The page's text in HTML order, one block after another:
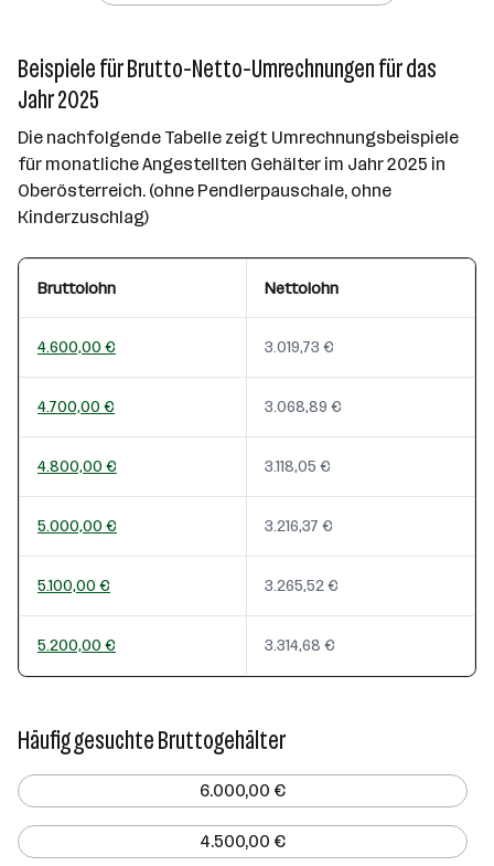
Beispiele für Brutto-Netto-Umrechnungen für das
Jahr 2025
Die nachfolgende Tabelle zeigt Umrechnungsbeispiele
für monatliche Angestellten Gehälter im Jahr 2025 in
Oberösterreich. (ohne Pendlerpauschale, ohne
Kinderzuschlag)
Bruttolohn Nettolohn
4.600,00 € 3.019,73 €
4.700,00 € 3.068,89 €
4.800,00 € 3.118,05 €
5.000,00 € 3.216,37 €
5.100,00 € 3.265,52 €
5.200,00 € 3.314,68 €
Häufig gesuchte Bruttogehälter
6.000,00 €
4.500,00 €